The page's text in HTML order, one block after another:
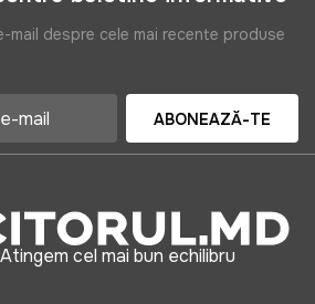
HECHT305812
305813
HECHT305813
mail despre cele mai recente produse
ABONEAZĂ-TE
cel mai bun echilibru